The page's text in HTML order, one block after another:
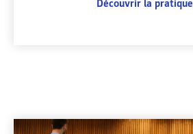
Découvrir la pratique